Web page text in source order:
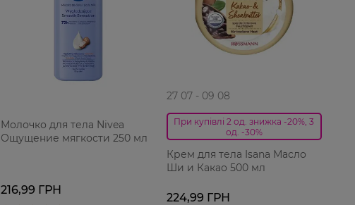
Молочко для тела Nivea
Ощущение мягкости 250 мл
216,99 ГРН
27 07 - 09 08
При купівлі 2 од. знижка -20%, 3
од. -30%
Крем для тела Isana Масло
Ши и Какао 500 мл
224,99 ГРН